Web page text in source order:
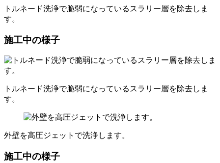
トルネード洗浄で脆弱になっているスラリー層を除去しま
す。
施工中の様子
トルネード洗浄で脆弱になっているスラリー層を除去しま
す。
外壁を高圧ジェットで洗浄します。
施工中の様子